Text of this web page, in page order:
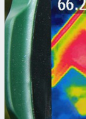
Клипса с
защитных
наличие
Подробнее...